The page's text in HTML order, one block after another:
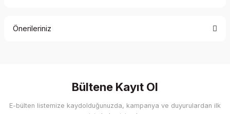
Önerileriniz
Görüş ve önerileriniz için teşekkür ederiz.
Ürün resmi kalitesiz, bozuk veya görüntülenemiyor.
Bültene Kayıt Ol
E-bülten listemize kaydolduğunuzda, kampanya ve duyurulardan ilk